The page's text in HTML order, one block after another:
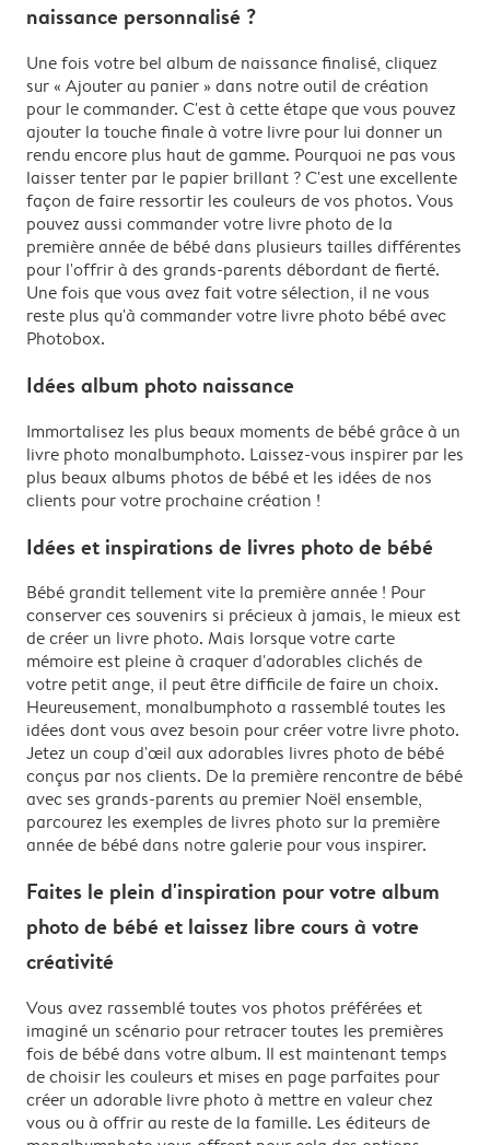
naissance personnalisé ?
Une fois votre bel album de naissance finalisé, cliquez
sur « Ajouter au panier » dans notre outil de création
pour le commander. C'est à cette étape que vous pouvez
ajouter la touche finale à votre livre pour lui donner un
rendu encore plus haut de gamme. Pourquoi ne pas vous
laisser tenter par le papier brillant ? C'est une excellente
façon de faire ressortir les couleurs de vos photos. Vous
pouvez aussi commander votre livre photo de la
première année de bébé dans plusieurs tailles différentes
pour l'offrir à des grands-parents débordant de fierté.
Une fois que vous avez fait votre sélection, il ne vous
reste plus qu'à commander votre livre photo bébé avec
Photobox.
Idées album photo naissance
Immortalisez les plus beaux moments de bébé grâce à un
livre photo monalbumphoto. Laissez-vous inspirer par les
plus beaux albums photos de bébé et les idées de nos
clients pour votre prochaine création !
Idées et inspirations de livres photo de bébé
Bébé grandit tellement vite la première année ! Pour
conserver ces souvenirs si précieux à jamais, le mieux est
de créer un livre photo. Mais lorsque votre carte
mémoire est pleine à craquer d'adorables clichés de
votre petit ange, il peut être difficile de faire un choix.
Heureusement, monalbumphoto a rassemblé toutes les
idées dont vous avez besoin pour créer votre livre photo.
Jetez un coup d'œil aux adorables livres photo de bébé
conçus par nos clients. De la première rencontre de bébé
avec ses grands-parents au premier Noël ensemble,
parcourez les exemples de livres photo sur la première
année de bébé dans notre galerie pour vous inspirer.
Faites le plein d'inspiration pour votre album
photo de bébé et laissez libre cours à votre
créativité
Vous avez rassemblé toutes vos photos préférées et
imaginé un scénario pour retracer toutes les premières
fois de bébé dans votre album. Il est maintenant temps
de choisir les couleurs et mises en page parfaites pour
créer un adorable livre photo à mettre en valeur chez
vous ou à offrir au reste de la famille. Les éditeurs de